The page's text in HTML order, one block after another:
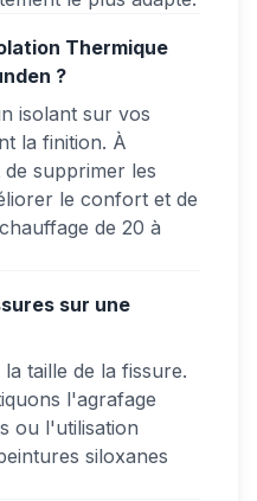
Thermique
?
isolant sur vos
la finition. À
supprimer les
le confort et de
de 20 à
sur une
taille de la fissure.
l'agrafage
ou l'utilisation
siloxanes